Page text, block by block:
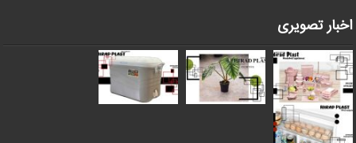
اخبار تصویری